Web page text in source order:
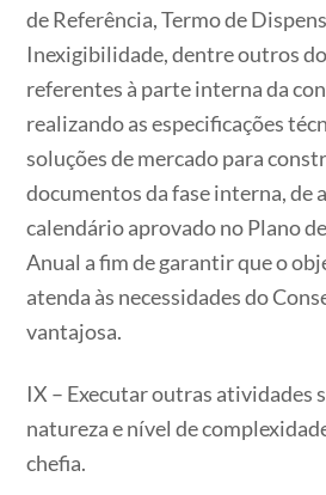
de Referência, Termo de
Inexigibilidade, dentre outros
referentes à parte interna da
realizando as especificações
soluções de mercado para
documentos da fase interna, de
calendário aprovado no Plano
Anual a fim de garantir que o
atenda às necessidades do
vantajosa.
IX – Executar outras atividades
natureza e nível de
chefia.